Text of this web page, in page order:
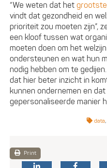
“We weten dat het
vindt dat gezondheid en
prioriteit zou moeten zijn”,
een kloof tussen wat
moeten doen om het
ondersteunen en wat hun
nodig hebben om te
dat hier beter inzicht in
kunnen ondernemen en
gepersonaliseerde manier
data,
Print